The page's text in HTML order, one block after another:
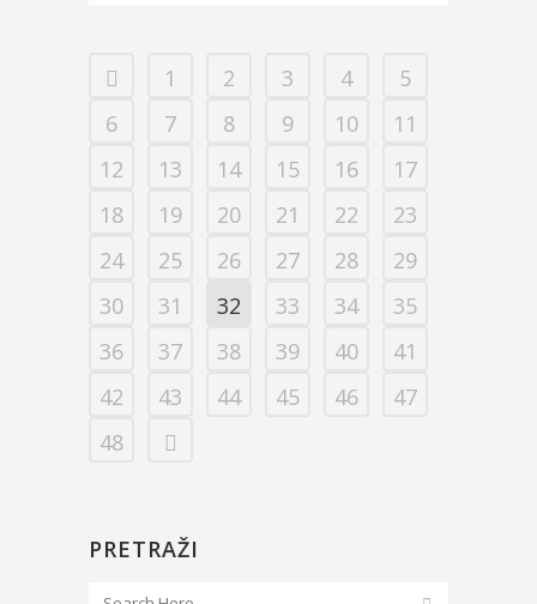
1 2 3 4
5
6
7 8 9 10
11
12
13 14 15 16
17
18
19 20 21 22
23
24
25 26 27 28
29
30
31 32 33 34
35
36
37 38 39 40
41
42
43 44 45 46
47
48
PRETRAŽI